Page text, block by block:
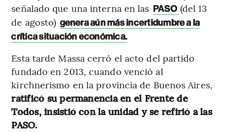
señalado que una interna en las PASO (del 13
de agosto) genera aún más incertidumbre a la
crítica situación económica.
Esta tarde Massa cerró el acto del partido
fundado en 2013, cuando venció al
kirchnerismo en la provincia de Buenos Aires,
ratificó su permanencia en el Frente de
Todos, insistió con la unidad y se refirió a las
PASO.